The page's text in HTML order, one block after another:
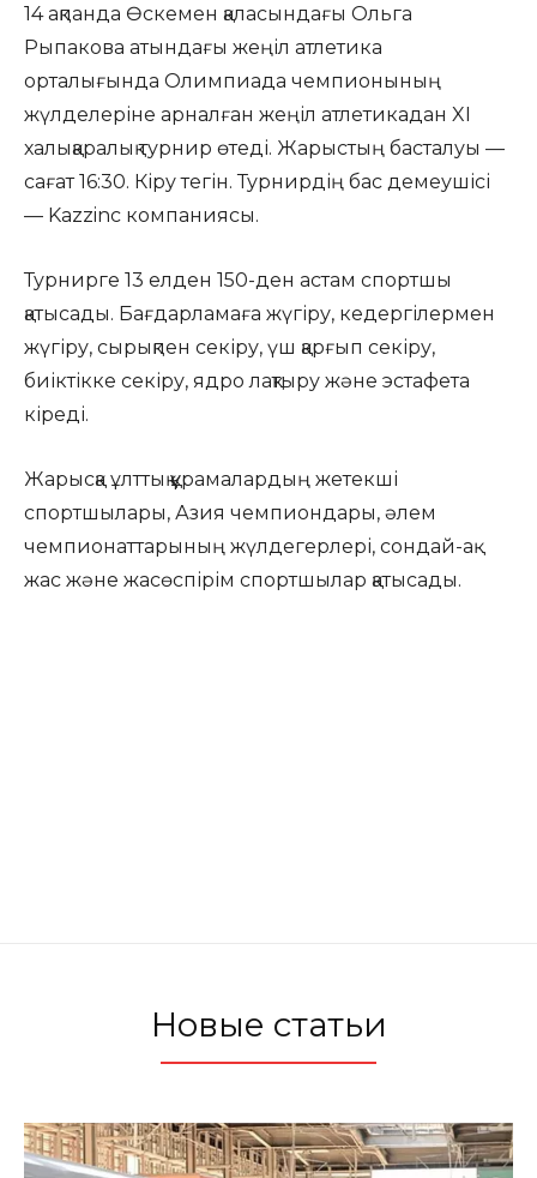
14 ақпанда Өскемен қаласындағы Ольга
Рыпакова атындағы жеңіл атлетика
орталығында Олимпиада чемпионының
жүлделеріне арналған жеңіл атлетикадан XI
халықаралық турнир өтеді. Жарыстың басталуы —
сағат 16:30. Кіру тегін. Турнирдің бас демеушісі
— Kazzinc компаниясы.
Турнирге 13 елден 150-ден астам спортшы
қатысады. Бағдарламаға жүгіру, кедергілермен
жүгіру, сырықпен секіру, үш қарғып секіру,
биіктікке секіру, ядро лақтыру және эстафета
кіреді.
Жарысқа ұлттық құрамалардың жетекші
спортшылары, Азия чемпиондары, әлем
чемпионаттарының жүлдегерлері, сондай-ақ
жас және жасөспірім спортшылар қатысады.
Новые статьи